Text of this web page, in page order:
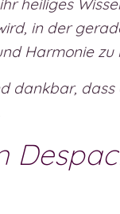
heiliges
in der
Harmonie zu
dankbar,